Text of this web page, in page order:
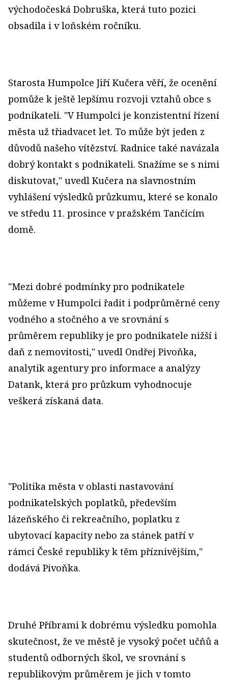
východočeská Dobruška, která tuto pozici
obsadila i v loňském ročníku.
Starosta Humpolce Jiří Kučera věří, že ocenění
pomůže k ještě lepšímu rozvoji vztahů obce s
podnikateli. "V Humpolci je konzistentní řízení
města už třiadvacet let. To může být jeden z
důvodů našeho vítězství. Radnice také navázala
dobrý kontakt s podnikateli. Snažíme se s nimi
diskutovat," uvedl Kučera na slavnostním
vyhlášení výsledků průzkumu, které se konalo
ve středu 11. prosince v pražském Tančícím
domě.
"Mezi dobré podmínky pro podnikatele
můžeme v Humpolci řadit i podprůměrné ceny
vodného a stočného a ve srovnání s
průměrem republiky je pro podnikatele nižší i
daň z nemovitosti," uvedl Ondřej Pivoňka,
analytik agentury pro informace a analýzy
Datank, která pro průzkum vyhodnocuje
veškerá získaná data.
"Politika města v oblasti nastavování
podnikatelských poplatků, především
lázeňského či rekreačního, poplatku z
ubytovací kapacity nebo za stánek patří v
rámci České republiky k těm příznivějším,"
dodává Pivoňka.
Druhé Příbrami k dobrému výsledku pomohla
skutečnost, že ve městě je vysoký počet učňů a
studentů odborných škol, ve srovnání s
republikovým průměrem je jich v tomto